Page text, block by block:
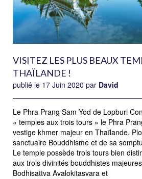
VISITEZ LES PLUS BEAUX
THAÏLANDE !
publié le 17 Juin 2020 par David
Le Phra Prang Sam Yod de Lopburi
« temples aux trois tours » le Phra
vestige khmer majeur en Thaïlande.
sanctuaire Bouddhisme et de sa
Le temple possède trois tours bien
aux trois divinités bouddhistes
Bodhisattva Avalokitasvara et